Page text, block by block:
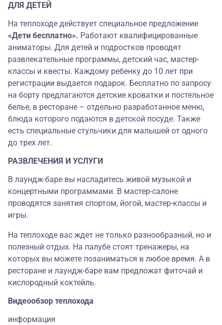
ДЛЯ ДЕТЕЙ
На теплоходе действует специальное предложение
«Дети бесплатно». Работают квалифицированные
аниматоры. Для детей и подростков проводят
развлекательные программы, детский час, мастер-
классы и квесты. Каждому ребенку до 10 лет при
регистрации выдается подарок. Бесплатно по запросу
на борту предлагаются детские кроватки и постельное
белье, в ресторане – отдельно разработанное меню,
блюда которого подаются в детской посуде. Также
есть специальные стульчики для малышей от одного
до трех лет.
РАЗВЛЕЧЕНИЯ И УСЛУГИ
В лаундж-баре вы насладитесь живой музыкой и
концертными программами. В мастер-салоне
проводятся занятия спортом, йогой, мастер-классы и
игры.
На теплоходе вас ждет не только разнообразный, но и
полезный отдых. На палубе стоят тренажеры, на
которых вы можете позаниматься в любое время. А в
ресторане и лаундж-баре вам предложат фиточай и
кислородный коктейль.
Видеообзор теплохода
информация